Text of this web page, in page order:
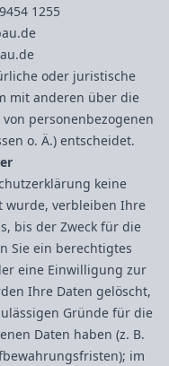
1255
oder juristische
mit anderen über die
personenbezogenen
o. Ä.) entscheidet.
keine
wurde, verbleiben Ihre
bis der Zweck für die
Sie ein berechtigtes
eine Einwilligung zur
Ihre Daten gelöscht,
Gründe für die
Daten haben (z. B.
im